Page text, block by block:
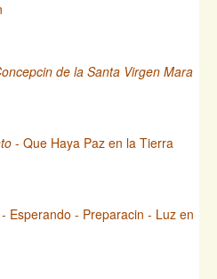
de la Santa Virgen Mara
- Que Haya Paz en la Tierra
- Esperando - Preparacin - Luz en